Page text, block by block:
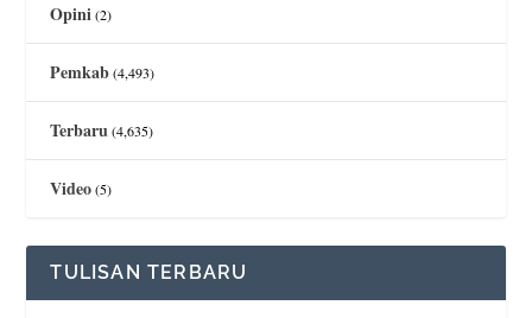
Opini(2)
Pemkab(4,493)
Terbaru(4,635)
Video(5)
TULISAN TERBARU